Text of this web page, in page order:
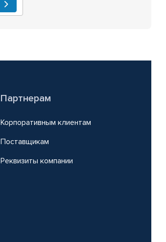
Партнерам
Корпоративным клиентам
Поставщикам
Реквизиты компании